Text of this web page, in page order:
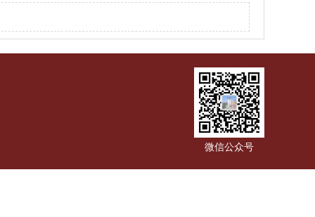
微信公众号